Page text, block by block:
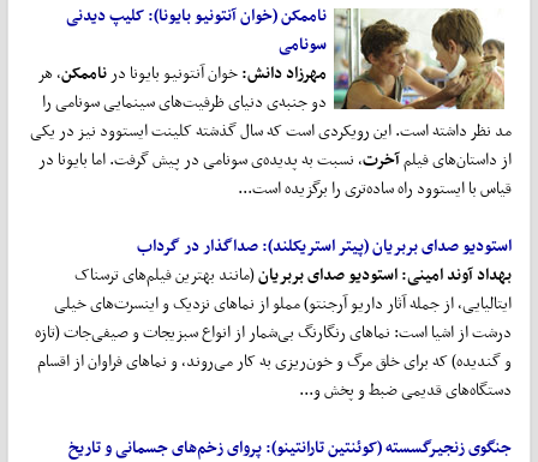
ناممکن(خوان آنتونیو بایونا):کلیپ دیدنی
سونامی
مهرزاد دانش:خوان آنتونیو بایونا در ناممکن، هر
دو جنبه‌ی دنیای ظرفیت‌های سینمایی سونامی را
مد نظر داشته است. این رویکردی است که سال گذشته کلینت ایستوود نیز در یکی
از داستان‌های فیلمآخرت، نسبت به پدیده‌ی سونامی در پیش گرفت. اما بایونا در
قیاس با ایستوود راه ساده‌تری را برگزیده است...
استودیو صدای بربریان (پیتر استریکلند):صداگذار در گرداب
بهداد آوند امینی: استودیو صدای بربریان(مانند بهترین فیلم‌های ترسناک
ایتالیایی، از جمله آثار داریو آرجنتو) مملو از نماهای نزدیک و اینسرت‌های خیلی
درشت از اشیا است: نماهای رنگارنگ بی‌شمار از انواع سبزیجات و صیفی‌جات (تازه
و گندیده) که برای خلق مرگ و خون‌ریزی به کار می‌روند، و نماهای فراوان از اقسام
دستگاه‌های قدیمی ضبط و پخش و...
جنگوی زنجیرگسسته (کوئنتین تارانتینو):پروای زخمهای جسمانی و تاریخ